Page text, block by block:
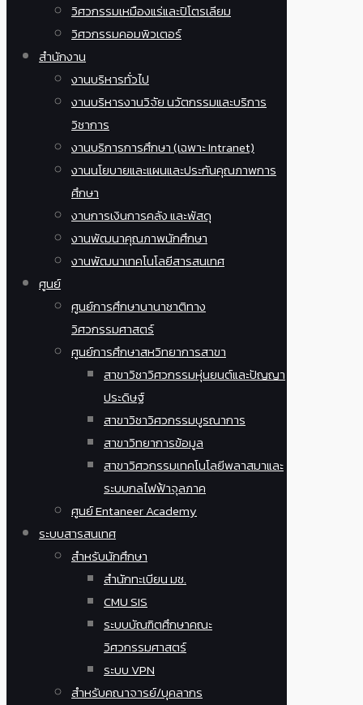
วิศวกรรมเหมืองแร่และปิโตรเลียม
วิศวกรรมคอมพิวเตอร์
สำนักงาน
งานบริหารทั่วไป
งานบริหารงานวิจัย นวัตกรรมและบริการ
วิชาการ
งานบริการการศึกษา (เฉพาะ Intranet)
งานนโยบายและแผนและประกันคุณภาพการ
ศึกษา
งานการเงินการคลัง และพัสดุ
งานพัฒนาคุณภาพนักศึกษา
งานพัฒนาเทคโนโลยีสารสนเทศ
ศูนย์
ศูนย์การศึกษานานาชาติทาง
วิศวกรรมศาสตร์
ศูนย์การศึกษาสหวิทยาการสาขา
สาขาวิชาวิศวกรรมหุ่นยนต์และปัญญา
ประดิษฐ์
สาขาวิชาวิศวกรรมบูรณาการ
สาขาวิทยาการข้อมูล
สาขาวิศวกรรมเทคโนโลยีพลาสมาและ
ระบบกลไฟฟ้าจุลภาค
ศูนย์ Entaneer Academy
ระบบสารสนเทศ
สำหรับนักศึกษา
สำนักทะเบียน มช.
CMU SIS
ระบบบัณฑิตศึกษาคณะ
วิศวกรรมศาสตร์
ระบบ VPN
สำหรับคณาจารย์/บุคลากร